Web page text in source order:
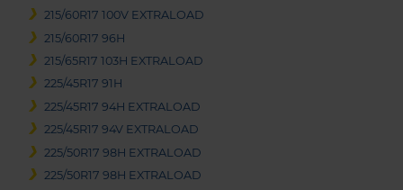
215/60R17 100V EXTRALOAD
215/60R17 96H
215/65R17 103H EXTRALOAD
225/45R17 91H
225/45R17 94H EXTRALOAD
225/45R17 94V EXTRALOAD
225/50R17 98H EXTRALOAD
225/50R17 98H EXTRALOAD